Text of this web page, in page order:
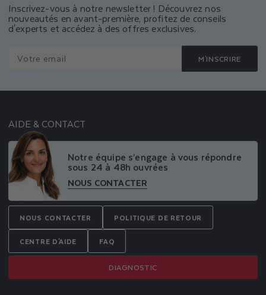
Inscrivez-vous à notre newsletter ! Découvrez nos
nouveautés en avant-première, profitez de conseils
d'experts et accédez à des offres exclusives.
Votre email M'INSCRIRE
AIDE & CONTACT
Notre équipe s’engage à vous répondre
sous 24 à 48h ouvrées
NOUS CONTACTER
NOUS CONTACTER POLITIQUE DE RETOUR
CENTRE D'AIDE FAQ
DIAGNOSTIC